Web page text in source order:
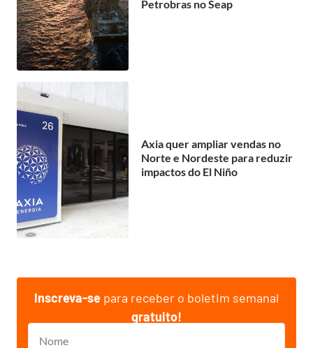
Petrobras no Seap
Axia quer ampliar vendas no
Norte e Nordeste para reduzir
impactos do El Niño
Inscreva-se para receber o boletim semanal
gratuito!